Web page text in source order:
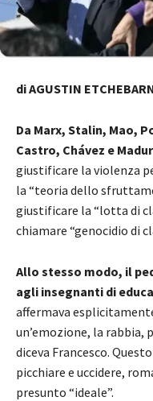
di AGUSTIN
Da Marx, Stalin, Mao,
Castro, Chávez e
giustificare la violenza
la “teoria dello
giustificare la “lotta di
chiamare “genocidio di
Allo stesso modo, il
agli insegnanti di
affermava
un’emozione, la rabbia,
diceva Francesco.
picchiare e uccidere,
presunto “ideale”.